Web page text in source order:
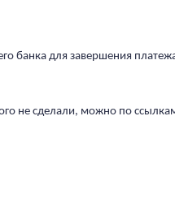
банка для завершения
не сделали, можно по